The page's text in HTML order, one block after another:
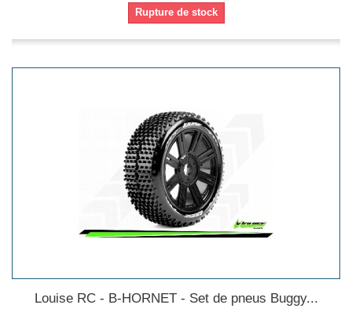
Rupture de stock
Louise RC - B-HORNET - Set de pneus Buggy...